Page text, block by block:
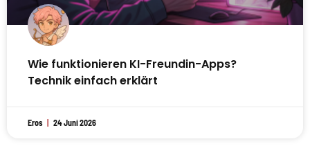
Wie funktionieren KI-Freundin-Apps?
Technik einfach erklärt
Eros 24 Juni 2026